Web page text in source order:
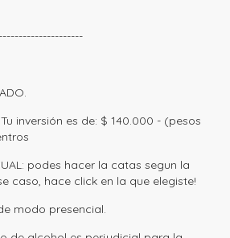
Tu inversión es de: $ 140.000 - (pesos
podes hacer la catas segun la
caso, hace click en la que elegiste!
modo presencial.